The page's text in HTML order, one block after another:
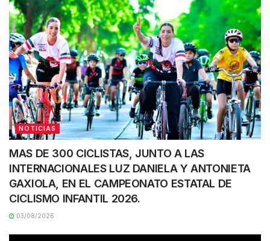
NOTICIAS
MAS DE 300 CICLISTAS, JUNTO A LAS
INTERNACIONALES LUZ DANIELA Y ANTONIETA
GAXIOLA, EN EL CAMPEONATO ESTATAL DE
CICLISMO INFANTIL 2026.
03/08/2026